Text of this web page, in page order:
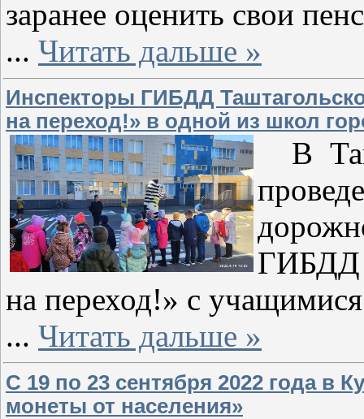
заранее оценить свои
... Читать дальше »
Инспекторы ГИБДД
на переход!» в одной из школ
В
ГИБДД
на переход!» с
... Читать дальше »
С 19 по 23 сентября 2022 года в
монеты от населения»